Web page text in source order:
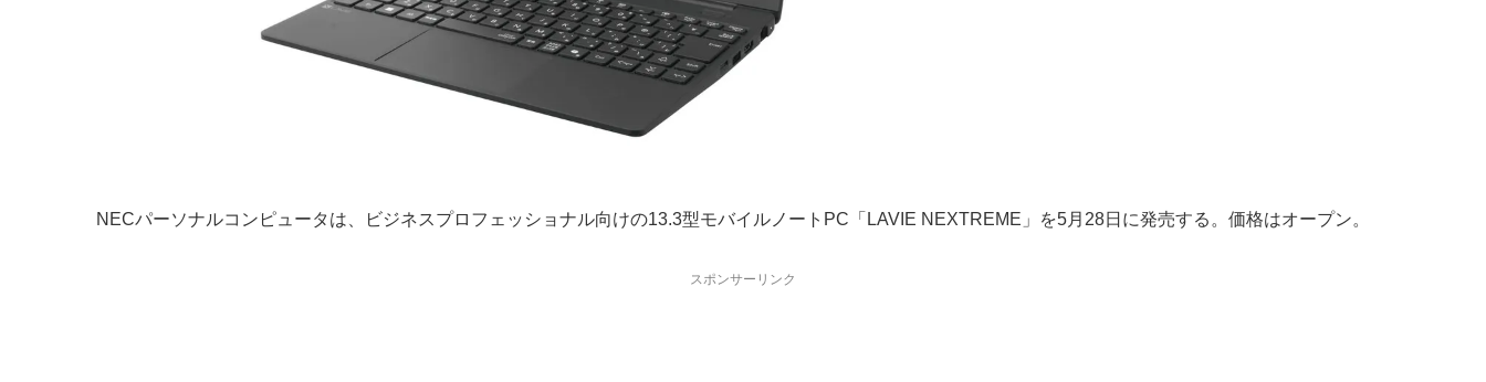
NECパーソナルコンピュータは、ビジネスプロフェッショナル向けの13.3型モバイルノートPC「LAVIE NEXTREME」を5月28日に発売する。価格はオープン。
スポンサーリンク